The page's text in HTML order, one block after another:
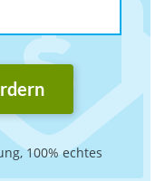
100% echtes